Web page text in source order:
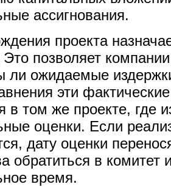
ассигнования.
проекта
Это позволяет
ли ожидаемые
эти
в том же проекте, где
оценки. Если
дату оценки
обратиться в комитет
время.